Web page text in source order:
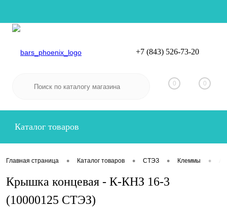
Вход
+7 (843) 526-73-20
0 0
Каталог товаров
Главная страница • Каталог товаров • СТЭЗ • Клеммы •
Крышка концевая - К-КНЗ 16-3
(10000125 СТЭЗ)